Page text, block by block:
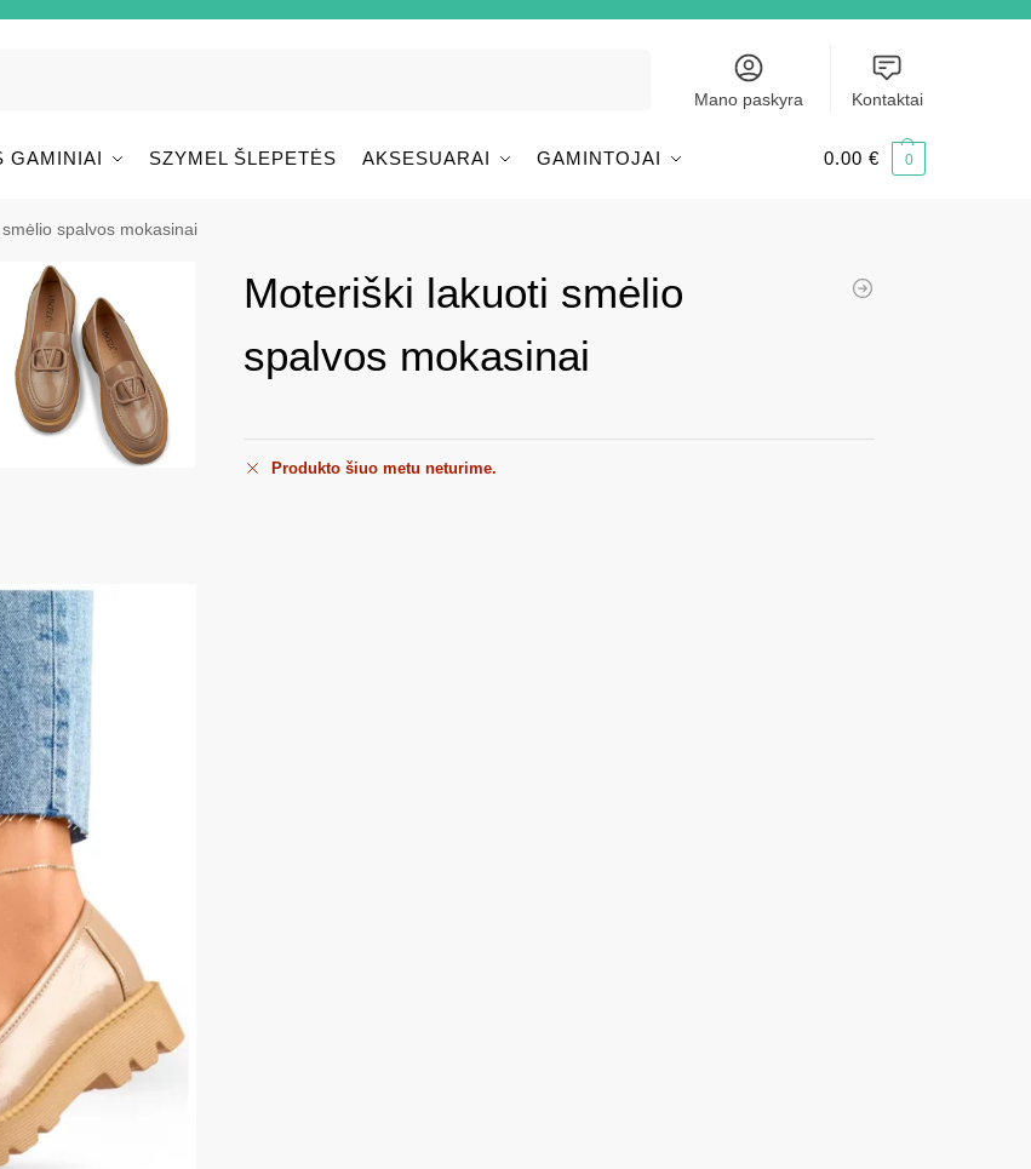
Mano paskyra Kontaktai
GAMINIAI SZYMEL ŠLEPETĖS AKSESUARAI GAMINTOJAI 0.00 € 0
spalvos mokasinai
Moteriški lakuoti smėlio
spalvos mokasinai
Produkto šiuo metu neturime.